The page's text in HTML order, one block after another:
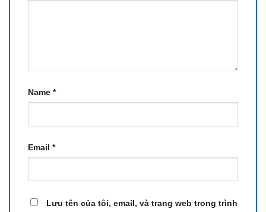
Name *
Email *
Lưu tên của tôi, email, và trang web trong trình